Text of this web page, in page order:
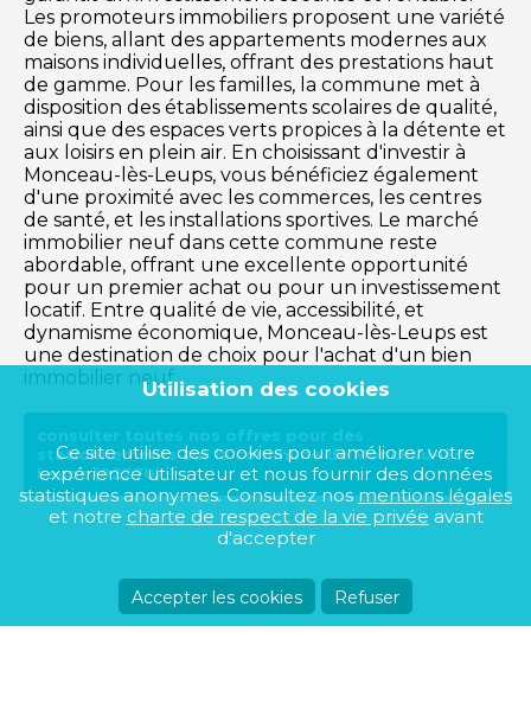
Les promoteurs immobiliers proposent une variété
de biens, allant des appartements modernes aux
maisons individuelles, offrant des prestations haut
de gamme. Pour les familles, la commune met à
disposition des établissements scolaires de qualité,
ainsi que des espaces verts propices à la détente et
aux loisirs en plein air. En choisissant d'investir à
Monceau-lès-Leups, vous bénéficiez également
d'une proximité avec les commerces, les centres
de santé, et les installations sportives. Le marché
immobilier neuf dans cette commune reste
abordable, offrant une excellente opportunité
pour un premier achat ou pour un investissement
locatif. Entre qualité de vie, accessibilité, et
dynamisme économique, Monceau-lès-Leups est
une destination de choix pour l'achat d'un bien
immobilier neuf.
consulter toutes nos offres pour des
stationnements sur la commune de Monceau-lès-
Leups (02270)
Utilisation des cookies
Ce site utilise des cookies pour améliorer votre
expérience utilisateur et nous fournir des données
statistiques anonymes. Consultez nosmentions légales
et notre charte de respect de la vie privée avant
d'accepter
Accepter les cookies Refuser